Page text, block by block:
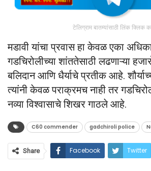
टेलिग्राम बातम्यांसाठी लिंक क्लिक
मडावी यांचा प्रवास हा केवळ एका
गडचिरोलीच्या शांततेसाठी लढणाऱ्या
बलिदान आणि धैर्याचे प्रतीक आहे.
त्यांनी केवळ पराक्रमच नाही तर
नव्या विश्वासाचे शिखर गाठले आहे.
C60 commender gadchiroli police
Share Facebook Twitter